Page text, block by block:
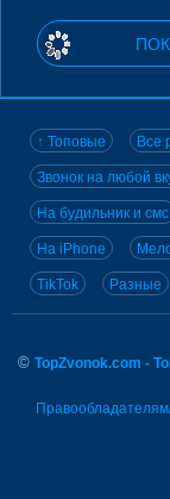
↑ Топовые Все
Звонок на любой
На будильник и смс
На iPhone
TikTok Разные
© TopZvonok.com -